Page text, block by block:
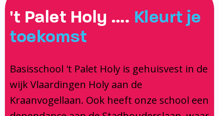
Home
Onze school
Onze school
Medezeggenschapsraad
Het Team
Ouderraad
Leerlingenzorg
Interne begeleiding
Onderwijs dat past
Logopedie
Actueel
Actueel
Vakanties en vrije dagen
Social Schools App
BSO / PSZ
Contact
't Palet Holy …. Kleurt je
toekomst
Basisschool 't Palet Holy is gehuisvest in de
wijk Vlaardingen Holy aan de
Kraanvogellaan. Ook heeft onze school een